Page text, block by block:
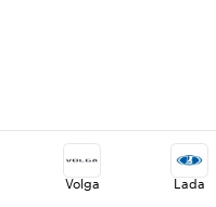
Volga Lada